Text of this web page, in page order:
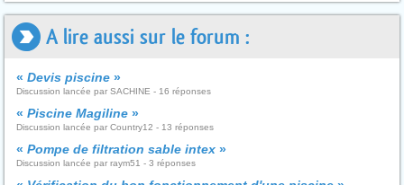
A lire aussi sur le forum :
« Devis piscine »
Discussion lancée par SACHINE - 16 réponses
« Piscine Magiline »
Discussion lancée par Country12 - 13 réponses
« Pompe de filtration sable intex »
Discussion lancée par raym51 - 3 réponses